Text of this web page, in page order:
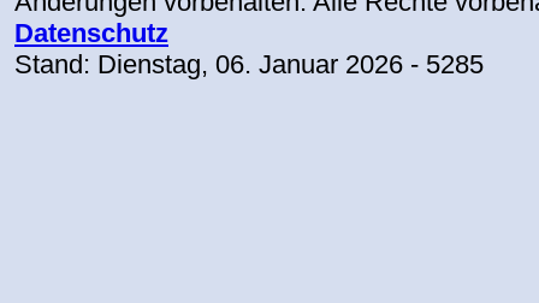
Datenschutz
Stand: Dienstag, 06. Januar 2026 - 5285